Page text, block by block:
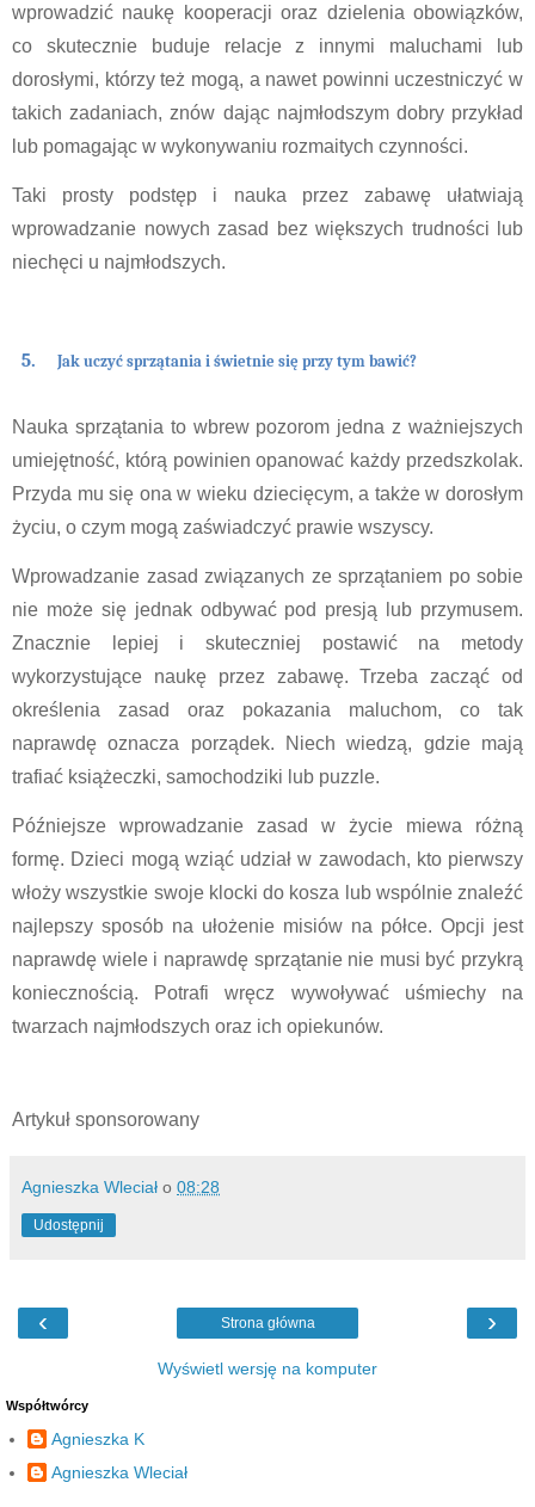
wprowadzić naukę kooperacji oraz dzielenia obowiązków,
co skutecznie buduje relacje z innymi maluchami lub
dorosłymi, którzy też mogą, a nawet powinni uczestniczyć w
takich zadaniach, znów dając najmłodszym dobry przykład
lub pomagając w wykonywaniu rozmaitych czynności.
Taki prosty podstęp i nauka przez zabawę ułatwiają
wprowadzanie nowych zasad bez większych trudności lub
niechęci u najmłodszych.
Jak uczyć sprzątania i świetnie się przy tym bawić?
Nauka sprzątania to wbrew pozorom jedna z ważniejszych
umiejętność, którą powinien opanować każdy przedszkolak.
Przyda mu się ona w wieku dziecięcym, a także w dorosłym
życiu, o czym mogą zaświadczyć prawie wszyscy.
Wprowadzanie zasad związanych ze sprzątaniem po sobie
nie może się jednak odbywać pod presją lub przymusem.
Znacznie lepiej i skuteczniej postawić na metody
wykorzystujące naukę przez zabawę. Trzeba zacząć od
określenia zasad oraz pokazania maluchom, co tak
naprawdę oznacza porządek. Niech wiedzą, gdzie mają
trafiać książeczki, samochodziki lub puzzle.
Późniejsze wprowadzanie zasad w życie miewa różną
formę. Dzieci mogą wziąć udział w zawodach, kto pierwszy
włoży wszystkie swoje klocki do kosza lub wspólnie znaleźć
najlepszy sposób na ułożenie misiów na półce. Opcji jest
naprawdę wiele i naprawdę sprzątanie nie musi być przykrą
koniecznością. Potrafi wręcz wywoływać uśmiechy na
twarzach najmłodszych oraz ich opiekunów.
Artykuł sponsorowany
Agnieszka Wleciał o 08:28
Udostępnij
‹ ›
Strona główna
Wyświetl wersję na komputer
Współtwórcy
Agnieszka K
Agnieszka Wleciał